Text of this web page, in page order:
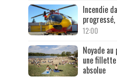
Incendie
12:00
Noyade
une
absolue